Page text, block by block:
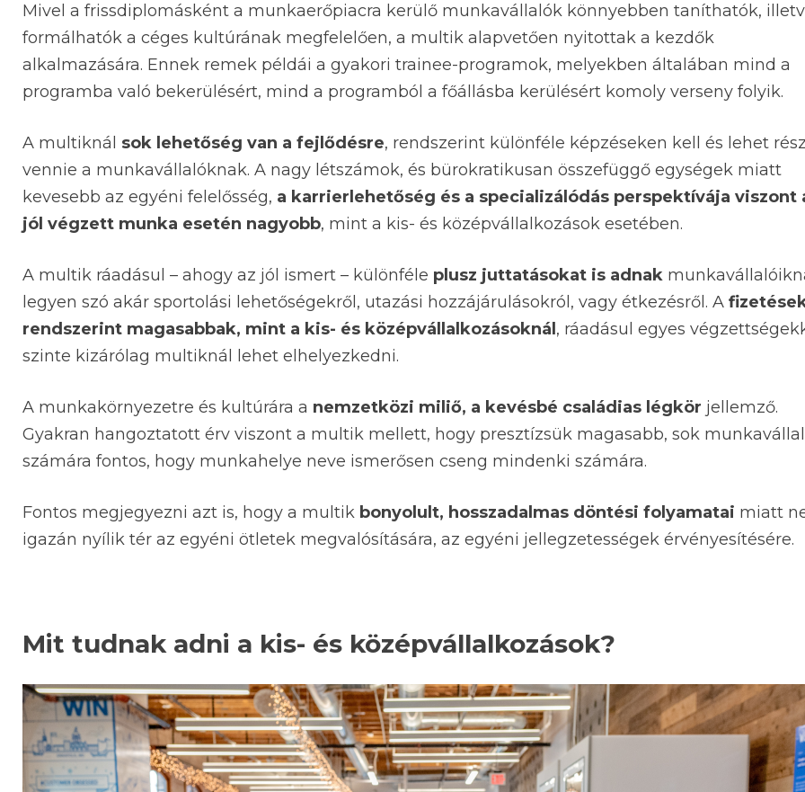
Mivel a frissdiplomásként a munkaerőpiacra kerülő munkavállalók könnyebben taníthatók,
formálhatók a céges kultúrának megfelelően, a multik alapvetően nyitottak a kezdők
alkalmazására. Ennek remek példái a gyakori trainee-programok, melyekben általában mind a
programba való bekerülésért, mind a programból a főállásba kerülésért komoly verseny folyik.
A multiknál sok lehetőség van a fejlődésre, rendszerint különféle képzéseken kell és lehet
vennie a munkavállalóknak. A nagy létszámok, és bürokratikusan összefüggő egységek miatt
kevesebb az egyéni felelősség, a karrierlehetőség és a specializálódás perspektívája viszont
jól végzett munka esetén nagyobb, mint a kis- és középvállalkozások esetében.
A multik ráadásul – ahogy az jól ismert – különféle plusz juttatásokat is adnak
legyen szó akár sportolási lehetőségekről, utazási hozzájárulásokról, vagy étkezésről. A
rendszerint magasabbak, mint a kis- és középvállalkozásoknál , ráadásul egyes
szinte kizárólag multiknál lehet elhelyezkedni.
A munkakörnyezetre és kultúrára a nemzetközi miliő, a kevésbé családias légkör jellemző.
Gyakran hangoztatott érv viszont a multik mellett, hogy presztízsük magasabb, sok
számára fontos, hogy munkahelye neve ismerősen cseng mindenki számára.
Fontos megjegyezni azt is, hogy a multik bonyolult, hosszadalmas döntési folyamatai miatt
igazán nyílik tér az egyéni ötletek megvalósítására, az egyéni jellegzetességek érvényesítésére.
Mit tudnak adni a kis- és középvállalkozások?